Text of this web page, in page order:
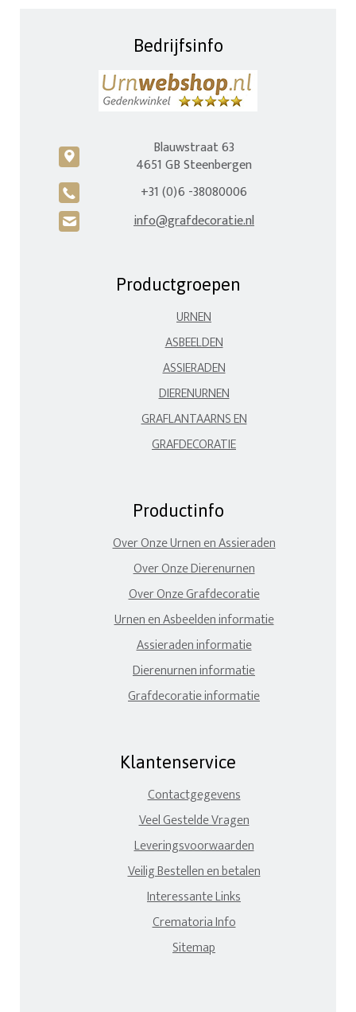
Bedrijfsinfo
c
Blauwstraat 63
4651 GB Steenbergen
A +31 (0)6 -38080006
H info@grafdecoratie.nl
Productgroepen
URNEN
ASBEELDEN
ASSIERADEN
DIERENURNEN
GRAFLANTAARNS EN
GRAFDECORATIE
Productinfo
Over Onze Urnen en Assieraden
Over Onze Dierenurnen
Over Onze Grafdecoratie
Urnen en Asbeelden informatie
Assieraden informatie
Dierenurnen informatie
Grafdecoratie informatie
Klantenservice
Contactgegevens
Veel Gestelde Vragen
Leveringsvoorwaarden
Veilig Bestellen en betalen
Interessante Links
Crematoria Info
Sitemap